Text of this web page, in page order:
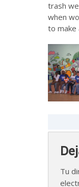
trash
when
to make
Tu